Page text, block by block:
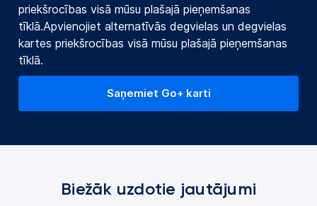
priekšrocības visā mūsu plašajā pieņemšanas
tīklā.Apvienojiet alternatīvās degvielas un degvielas
kartes priekšrocības visā mūsu plašajā pieņemšanas
tīklā.
Saņemiet Go+ karti
Biežāk uzdotie jautājumi